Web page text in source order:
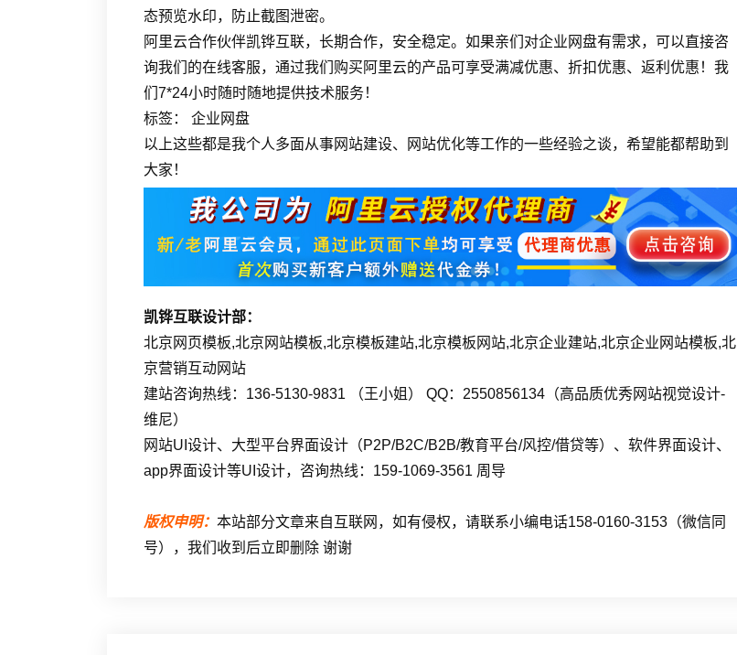
态预览水印，防止截图泄密。
阿里云合作伙伴凯铧互联，长期合作，安全稳定。如果亲们对企业网盘有需求，可以直接咨
询我们的在线客服，通过我们购买阿里云的产品可享受满减优惠、折扣优惠、返利优惠！我
们7*24小时随时随地提供技术服务！
标签： 企业网盘
以上这些都是我个人多面从事网站建设、网站优化等工作的一些经验之谈，希望能都帮助到
大家！
凯铧互联设计部：
北京网页模板,北京网站模板,北京模板建站,北京模板网站,北京企业建站,北京企业网站模板,北
京营销互动网站
建站咨询热线：136-5130-9831 （王小姐） QQ：2550856134（高品质优秀网站视觉设计-
维尼）
网站UI设计、大型平台界面设计（P2P/B2C/B2B/教育平台/风控/借贷等）、软件界面设计、
app界面设计等UI设计，咨询热线：159-1069-3561 周导
版权申明： 本站部分文章来自互联网，如有侵权，请联系小编电话158-0160-3153（微信同
号），我们收到后立即删除 谢谢